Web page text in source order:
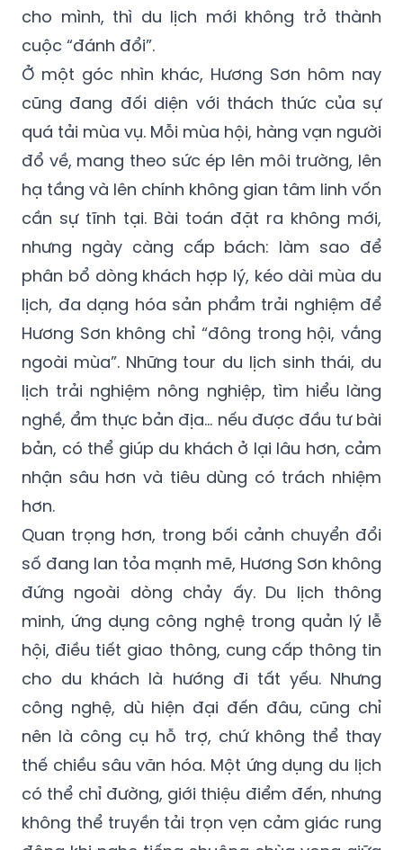
cho mình, thì du lịch mới không trở thành
cuộc “đánh đổi”.
Ở một góc nhìn khác, Hương Sơn hôm nay
cũng đang đối diện với thách thức của sự
quá tải mùa vụ. Mỗi mùa hội, hàng vạn người
đổ về, mang theo sức ép lên môi trường, lên
hạ tầng và lên chính không gian tâm linh vốn
cần sự tĩnh tại. Bài toán đặt ra không mới,
nhưng ngày càng cấp bách: làm sao để
phân bổ dòng khách hợp lý, kéo dài mùa du
lịch, đa dạng hóa sản phẩm trải nghiệm để
Hương Sơn không chỉ “đông trong hội, vắng
ngoài mùa”. Những tour du lịch sinh thái, du
lịch trải nghiệm nông nghiệp, tìm hiểu làng
nghề, ẩm thực bản địa… nếu được đầu tư bài
bản, có thể giúp du khách ở lại lâu hơn, cảm
nhận sâu hơn và tiêu dùng có trách nhiệm
hơn.
Quan trọng hơn, trong bối cảnh chuyển đổi
số đang lan tỏa mạnh mẽ, Hương Sơn không
đứng ngoài dòng chảy ấy. Du lịch thông
minh, ứng dụng công nghệ trong quản lý lễ
hội, điều tiết giao thông, cung cấp thông tin
cho du khách là hướng đi tất yếu. Nhưng
công nghệ, dù hiện đại đến đâu, cũng chỉ
nên là công cụ hỗ trợ, chứ không thể thay
thế chiều sâu văn hóa. Một ứng dụng du lịch
có thể chỉ đường, giới thiệu điểm đến, nhưng
không thể truyền tải trọn vẹn cảm giác rung